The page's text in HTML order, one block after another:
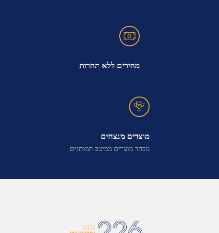
מחירים ללא תחרות
מוצרים מנצחים
מבחר מוצרים ממיטב המותגים